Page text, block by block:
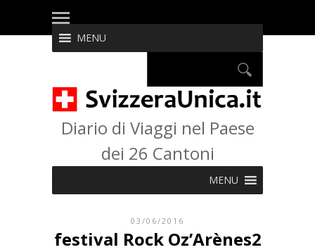
MENU
Diario di Viaggi nel Paese
dei 26 Cantoni
MENU
03/06/2016
festival Rock Oz’Arènes2